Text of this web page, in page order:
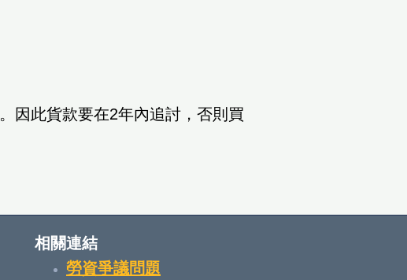
。因此貨款要在2年內追討，否則買
相關連結
勞資爭議問題